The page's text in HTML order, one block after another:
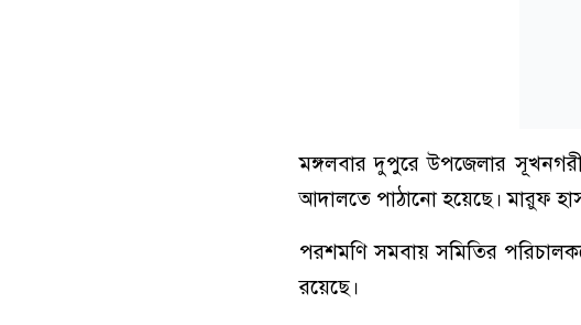
মঙ্গলবার দুপুরে উপজেলার
আদালতে পাঠানো হয়েছে। মারুফ
পরশমণি সমবায় সমিতির
রয়েছে।